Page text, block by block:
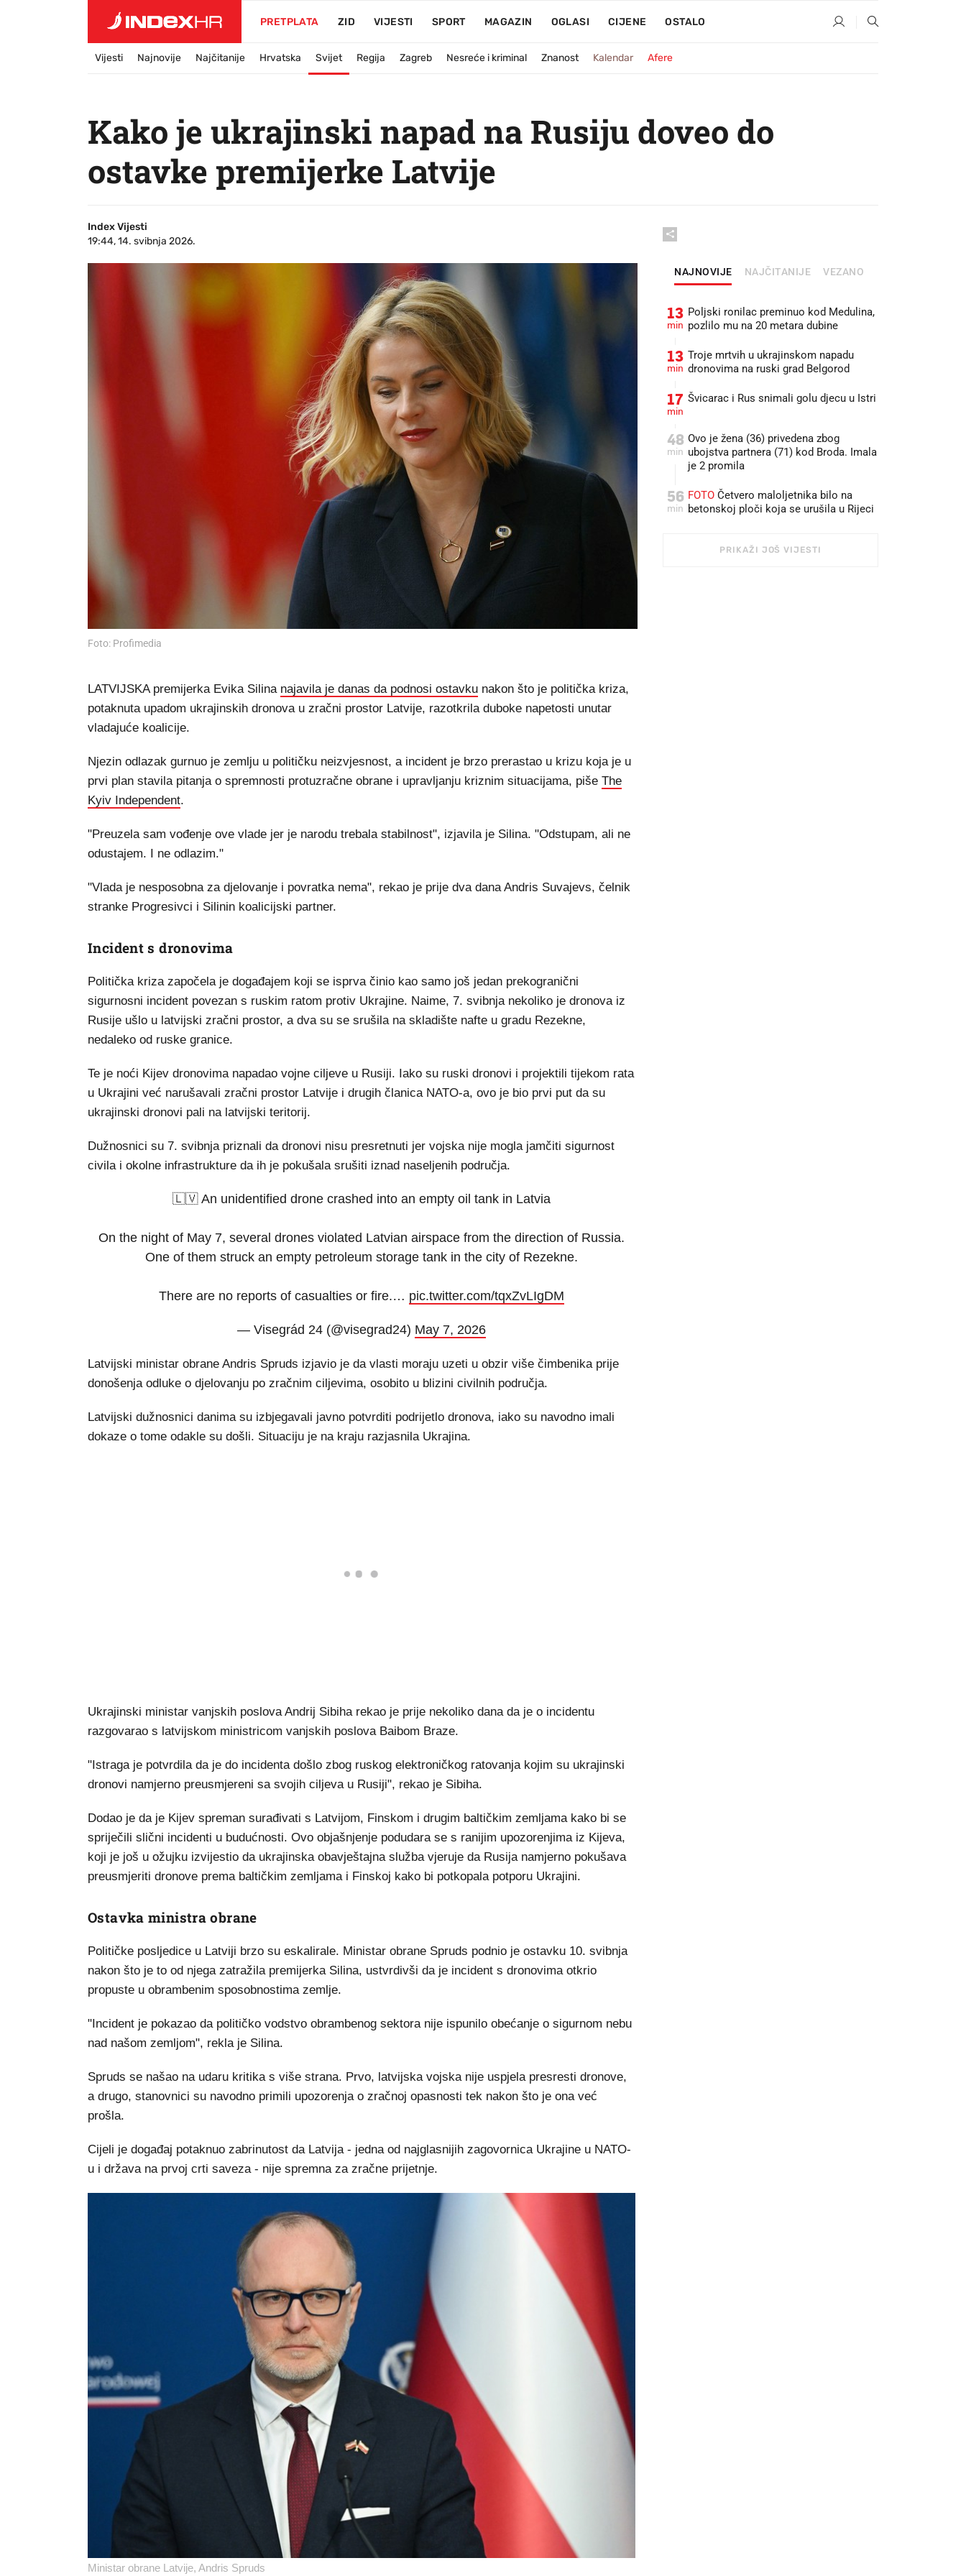
PRETPLATA ZID VIJESTI SPORT MAGAZIN OGLASI CIJENE OSTALO
Vijesti Najnovije Najčitanije Hrvatska Svijet Regija Zagreb Nesreće i kriminal Znanost Kalendar Afere
Kako je ukrajinski napad na Rusiju doveo do
ostavke premijerke Latvije
Index Vijesti
19:44, 14. svibnja 2026.
Foto: Profimedia
LATVIJSKA premijerka Evika Silina najavila je danas da podnosi ostavku nakon što je politička kriza,
potaknuta upadom ukrajinskih dronova u zračni prostor Latvije, razotkrila duboke napetosti unutar
vladajuće koalicije.
Njezin odlazak gurnuo je zemlju u političku neizvjesnost, a incident je brzo prerastao u krizu koja je u
prvi plan stavila pitanja o spremnosti protuzračne obrane i upravljanju kriznim situacijama, piše The
Kyiv Independent.
"Preuzela sam vođenje ove vlade jer je narodu trebala stabilnost", izjavila je Silina. "Odstupam, ali ne
odustajem. I ne odlazim."
"Vlada je nesposobna za djelovanje i povratka nema", rekao je prije dva dana Andris Suvajevs, čelnik
stranke Progresivci i Silinin koalicijski partner.
Incident s dronovima
Politička kriza započela je događajem koji se isprva činio kao samo još jedan prekogranični
sigurnosni incident povezan s ruskim ratom protiv Ukrajine. Naime, 7. svibnja nekoliko je dronova iz
Rusije ušlo u latvijski zračni prostor, a dva su se srušila na skladište nafte u gradu Rezekne,
nedaleko od ruske granice.
Te je noći Kijev dronovima napadao vojne ciljeve u Rusiji. Iako su ruski dronovi i projektili tijekom rata
u Ukrajini već narušavali zračni prostor Latvije i drugih članica NATO-a, ovo je bio prvi put da su
ukrajinski dronovi pali na latvijski teritorij.
Dužnosnici su 7. svibnja priznali da dronovi nisu presretnuti jer vojska nije mogla jamčiti sigurnost
civila i okolne infrastrukture da ih je pokušala srušiti iznad naseljenih područja.
🇱🇻 An unidentified drone crashed into an empty oil tank in Latvia
On the night of May 7, several drones violated Latvian airspace from the direction of Russia.
One of them struck an empty petroleum storage tank in the city of Rezekne.
There are no reports of casualties or fire.… pic.twitter.com/tqxZvLIgDM
— Visegrád 24 (@visegrad24) May 7, 2026
Latvijski ministar obrane Andris Spruds izjavio je da vlasti moraju uzeti u obzir više čimbenika prije
donošenja odluke o djelovanju po zračnim ciljevima, osobito u blizini civilnih područja.
Latvijski dužnosnici danima su izbjegavali javno potvrditi podrijetlo dronova, iako su navodno imali
dokaze o tome odakle su došli. Situaciju je na kraju razjasnila Ukrajina.
Ukrajinski ministar vanjskih poslova Andrij Sibiha rekao je prije nekoliko dana da je o incidentu
razgovarao s latvijskom ministricom vanjskih poslova Baibom Braze.
"Istraga je potvrdila da je do incidenta došlo zbog ruskog elektroničkog ratovanja kojim su ukrajinski
dronovi namjerno preusmjereni sa svojih ciljeva u Rusiji", rekao je Sibiha.
Dodao je da je Kijev spreman surađivati s Latvijom, Finskom i drugim baltičkim zemljama kako bi se
spriječili slični incidenti u budućnosti. Ovo objašnjenje podudara se s ranijim upozorenjima iz Kijeva,
koji je još u ožujku izvijestio da ukrajinska obavještajna služba vjeruje da Rusija namjerno pokušava
preusmjeriti dronove prema baltičkim zemljama i Finskoj kako bi potkopala potporu Ukrajini.
Ostavka ministra obrane
Političke posljedice u Latviji brzo su eskalirale. Ministar obrane Spruds podnio je ostavku 10. svibnja
nakon što je to od njega zatražila premijerka Silina, ustvrdivši da je incident s dronovima otkrio
propuste u obrambenim sposobnostima zemlje.
"Incident je pokazao da političko vodstvo obrambenog sektora nije ispunilo obećanje o sigurnom nebu
nad našom zemljom", rekla je Silina.
Spruds se našao na udaru kritika s više strana. Prvo, latvijska vojska nije uspjela presresti dronove,
a drugo, stanovnici su navodno primili upozorenja o zračnoj opasnosti tek nakon što je ona već
prošla.
Cijeli je događaj potaknuo zabrinutost da Latvija - jedna od najglasnijih zagovornica Ukrajine u NATO-
u i država na prvoj crti saveza - nije spremna za zračne prijetnje.
Ministar obrane Latvije, Andris Spruds
NAJNOVIJE NAJČITANIJE VEZANO
13
min
Poljski ronilac preminuo kod Medulina,
pozlilo mu na 20 metara dubine
13
min
Troje mrtvih u ukrajinskom napadu
dronovima na ruski grad Belgorod
17
min
Švicarac i Rus snimali golu djecu u Istri
48
min
Ovo je žena (36) privedena zbog
ubojstva partnera (71) kod Broda. Imala
je 2 promila
56
min
FOTO Četvero maloljetnika bilo na
betonskoj ploči koja se urušila u Rijeci
PRIKAŽI JOŠ VIJESTI